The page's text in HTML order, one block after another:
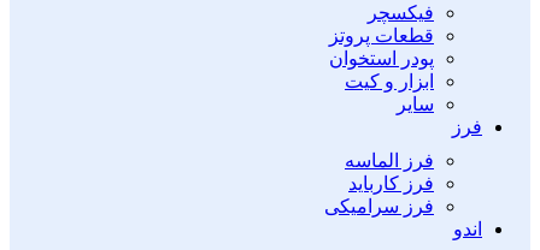
فیکسچر
قطعات پروتز
پودر استخوان
ابزار و کیت
سایر
فرز
فرز الماسه
فرز کارباید
فرز سرامیکی
اندو